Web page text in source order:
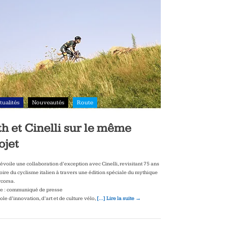
Nouveautés Route
et Cinelli sur le même
une collaboration d’exception avec Cinelli, revisitant 75 ans
du cyclisme italien à travers une édition spéciale du mythique
: communiqué de presse
d’innovation, d’art et de culture vélo, […] Lire la suite →